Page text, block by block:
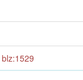
blz:1529